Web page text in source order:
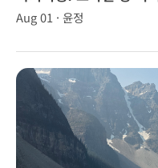
Aug 01 · 윤정